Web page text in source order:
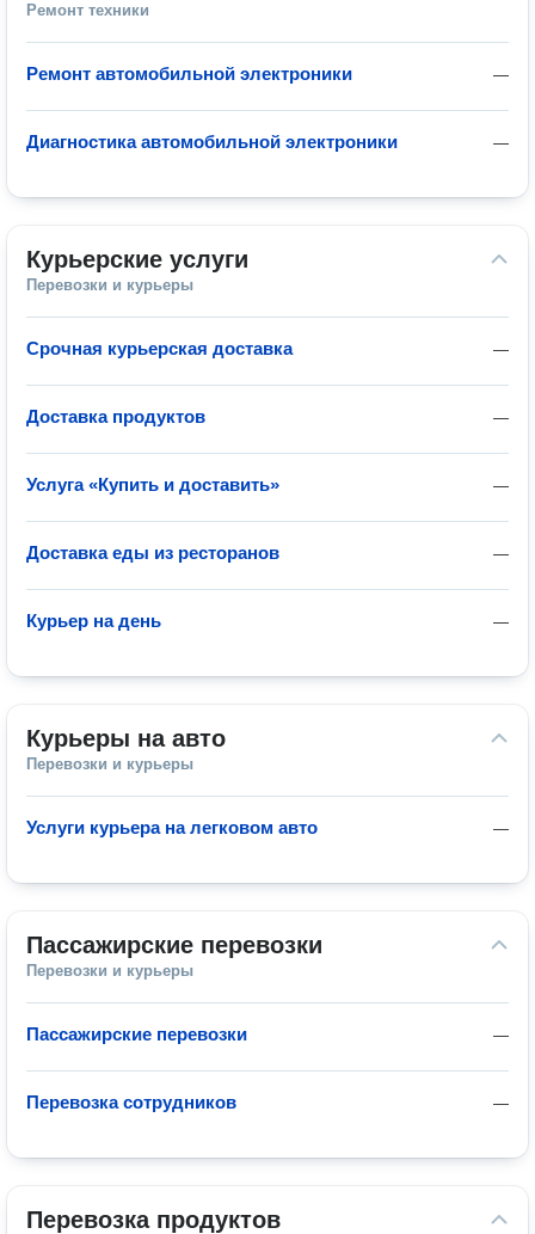
Ремонт техники
—
Ремонт автомобильной электроники
—
Диагностика автомобильной электроники
Курьерские услуги
Перевозки и курьеры
—
Срочная курьерская доставка
—
Доставка продуктов
—
Услуга «Купить и доставить»
—
Доставка еды из ресторанов
—
Курьер на день
Курьеры на авто
Перевозки и курьеры
—
Услуги курьера на легковом авто
Пассажирские перевозки
Перевозки и курьеры
—
Пассажирские перевозки
—
Перевозка сотрудников
Перевозка продуктов